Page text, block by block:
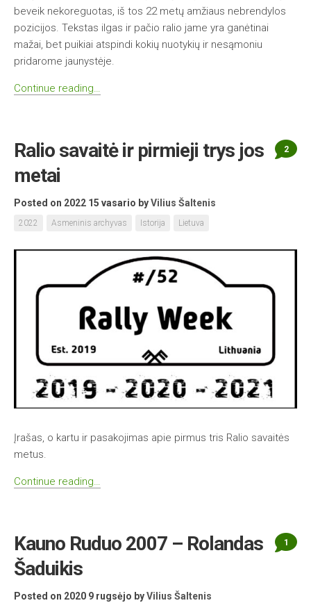
beveik nekoreguotas, iš tos 22 metų amžiaus nebrendylos
pozicijos. Tekstas ilgas ir pačio ralio jame yra ganėtinai
mažai, bet puikiai atspindi kokių nuotykių ir nesąmoniu
pridarome jaunystėje.
Continue reading…
Ralio savaitė ir pirmieji trys jos
metai
Posted on 2022 15 vasario byVilius Šaltenis
2022 Asmeninis archyvas Istorija Lietuva
2
Įrašas, o kartu ir pasakojimas apie pirmus tris Ralio savaitės
metus.
Continue reading…
Kauno Ruduo 2007 – Rolandas
Šaduikis
Posted on 2020 9 rugsėjo byVilius Šaltenis
1